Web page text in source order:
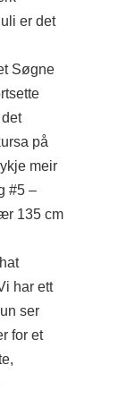
er det
Søgne
på
meir
#5 –
135 cm
har ett
ser
for et